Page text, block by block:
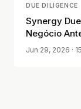
DUE DILIGENCE
Synergy
Negócio
Jun 29, 2026 ·